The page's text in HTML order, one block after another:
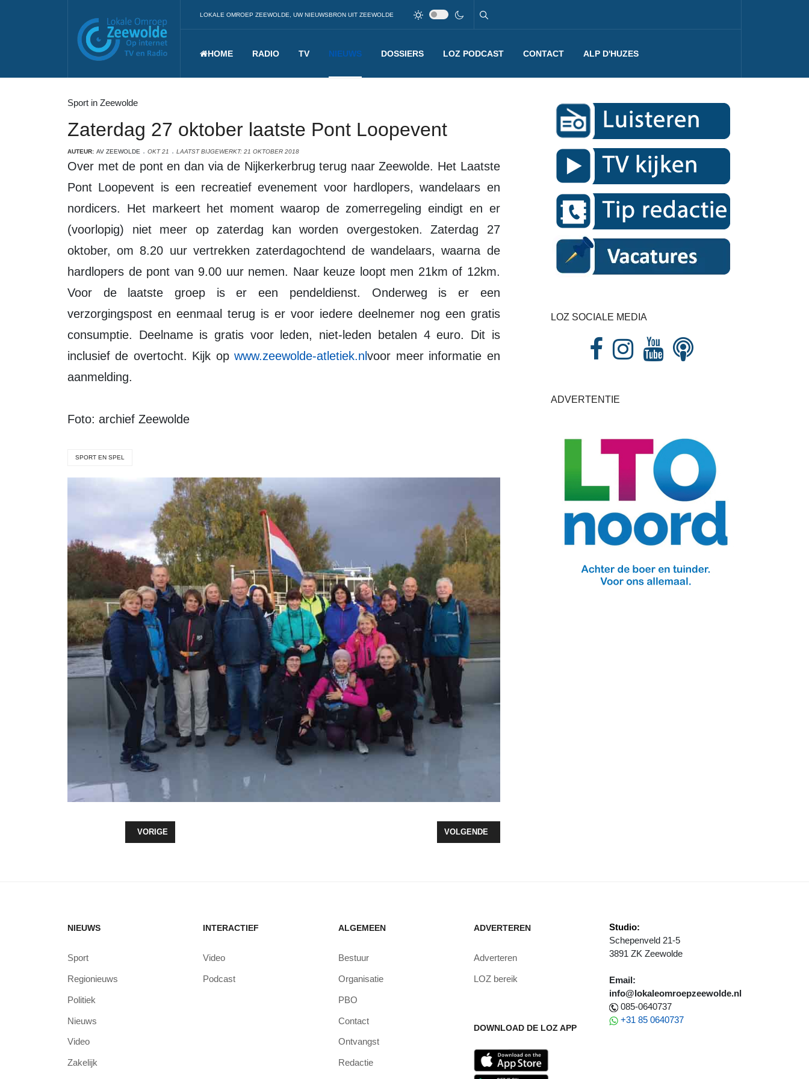
LOKALE OMROEP ZEEWOLDE, UW NIEUWSBRON UIT ZEEWOLDE
HOME RADIO TV NIEUWS DOSSIERS LOZ PODCAST CONTACT ALP D'HUZES
Sport in Zeewolde
Zaterdag 27 oktober laatste Pont Loopevent
AUTEUR: AV ZEEWOLDE OKT 21 LAATST BIJGEWERKT: 21 OKTOBER 2018
Over met de pont en dan via de Nijkerkerbrug terug naar Zeewolde. Het Laatste
Pont Loopevent is een recreatief evenement voor hardlopers, wandelaars en
nordicers. Het markeert het moment waarop de zomerregeling eindigt en er
(voorlopig) niet meer op zaterdag kan worden overgestoken. Zaterdag 27
oktober, om 8.20 uur vertrekken zaterdagochtend de wandelaars, waarna de
hardlopers de pont van 9.00 uur nemen. Naar keuze loopt men 21km of 12km.
Voor de laatste groep is er een pendeldienst. Onderweg is er een
verzorgingspost en eenmaal terug is er voor iedere deelnemer nog een gratis
consumptie. Deelname is gratis voor leden, niet-leden betalen 4 euro. Dit is
inclusief de overtocht. Kijk opwww.zeewolde-atletiek.nlvoor meer informatie en
aanmelding.
Foto: archief Zeewolde
SPORT EN SPEL
VORIG ARTIKEL: BEWEEGFESTIJN VOOR MENSEN MET EEN BEPERKING
VORIGE VOLGENDE ARTIKEL: AANMELDING KANDIDATEN SPORTGALA ZEEWOLDE VAN START
VOLGENDE
LOZ SOCIALE MEDIA
ADVERTENTIE
NIEUWS
Sport
Regionieuws
Politiek
Nieuws
Video
Zakelijk
INTERACTIEF
Video
Podcast
ALGEMEEN
Bestuur
Organisatie
PBO
Contact
Ontvangst
Redactie
ADVERTEREN
Adverteren
LOZ bereik
DOWNLOAD DE LOZ APP
Studio:
Schepenveld 21-5
3891 ZK Zeewolde
Email:
info@lokaleomroepzeewolde.nl
085-0640737
+31 85 0640737